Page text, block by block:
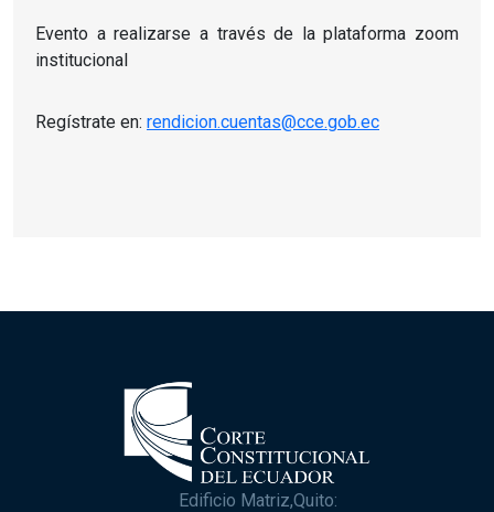
Evento a realizarse a través de la plataforma zoom
institucional
Regístrate en: rendicion.cuentas@cce.gob.ec
Edificio Matriz,Quito: